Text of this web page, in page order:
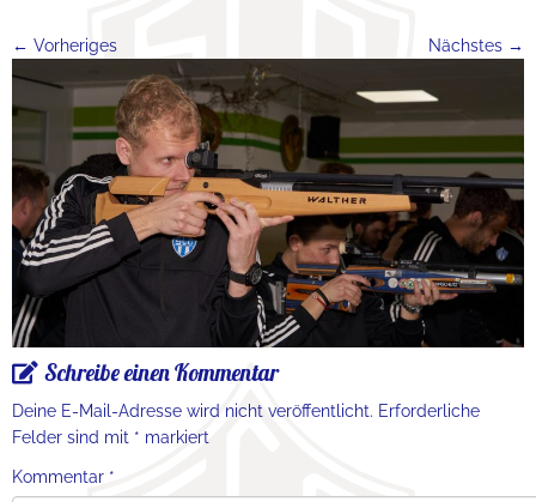
← Vorheriges Nächstes →
Schreibe einen Kommentar
Deine E-Mail-Adresse wird nicht veröffentlicht. Erforderliche
Felder sind mit * markiert
Kommentar *